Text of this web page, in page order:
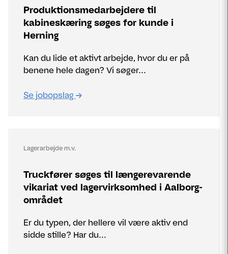
Produktionsmedarbejdere til
kabineskæring søges for kunde i
Herning
Kan du lide et aktivt arbejde, hvor du er på
benene hele dagen? Vi søger...
Se jobopslag
Lagerarbejde m.v.
Truckfører søges til længerevarende
vikariat ved lagervirksomhed i Aalborg-
området
Er du typen, der hellere vil være aktiv end
sidde stille? Har du...